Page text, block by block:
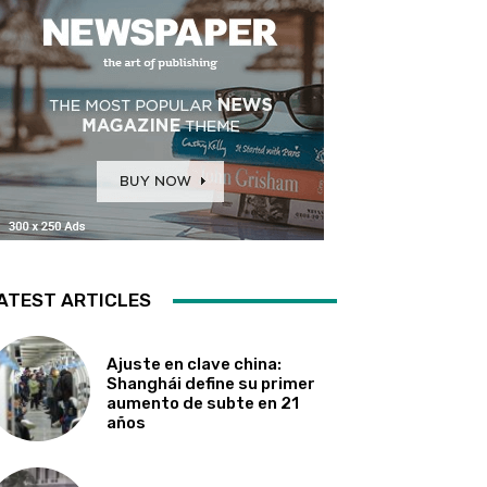
ARTICLES
Ajuste en clave china:
Shanghái define su primer
aumento de subte en 21
años